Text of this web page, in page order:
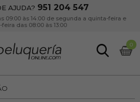
AJUDA? 951 204 547
09:00 às 14:00 de segunda a quinta-feira e
feira das 08:00 às 13:00
0